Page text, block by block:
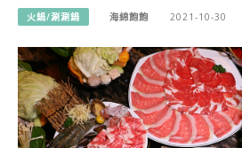
火鍋/涮涮鍋 海綿飽飽 2021-10-30